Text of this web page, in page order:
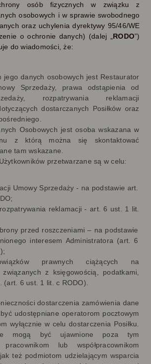
osób fizycznych w związku z
osobowych i w sprawie swobodnego
oraz uchylenia dyrektywy 95/46/WE
o ochronie danych) (dalej „ RODO”)
do wiadomości, że:
jego danych osobowych jest Restaurator
Sprzedaży, prawa odstąpienia od
rozpatrywania reklamacji
dostarczanych Posiłków oraz
Osobowych jest osoba wskazana w
z którą można się skontaktować
tam wskazane.
przetwarzane są w celu:
Umowy Sprzedaży - na podstawie art.
reklamacji - art. 6 ust. 1 lit.
przed roszczeniami – na podstawie
interesem Administratora (art. 6
prawnych ciążących na
z księgowością, podatkami,
(art. 6 ust. 1 lit. c RODO).
dostarczenia zamówienia dane
udostępniane operatorom pocztowym
wyłącznie w celu dostarczenia Posiłku.
mogą być ujawnione poza tym
pracownikom lub współpracownikom
też podmiotom udzielającym wsparcia